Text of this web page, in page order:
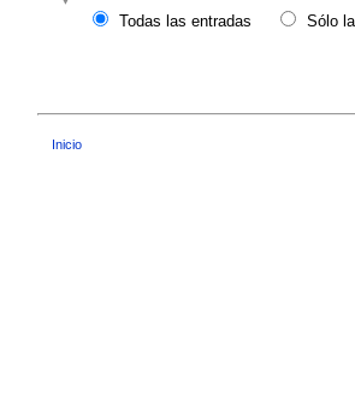
Todas las entradas
Sólo
Inicio